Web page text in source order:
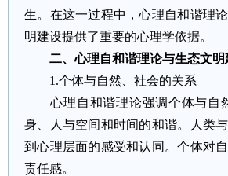
生。在这一过程中，心理自和谐理
明建设提供了重要的心理学依据。
二、心理自和谐理论与生态文
1.个体与自然、社会的关系
心理自和谐理论强调个体与自
身、人与空间和时间的和谐。人类
到心理层面的感受和认同。个体对
责任感。